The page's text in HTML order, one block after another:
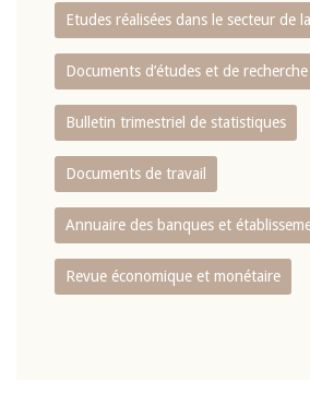
Etudes réalisées dans le secteur de
Documents d’études et de
Bulletin trimestriel de statistiques
Documents de travail
Annuaire des banques et
Revue économique et monétaire